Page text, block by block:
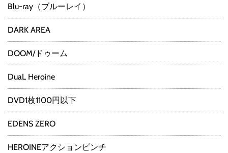
Blu-ray（ブルーレイ）
DARK AREA
DOOM/ドゥーム
DuaL Heroine
DVD1枚1100円以下
EDENS ZERO
HEROINEアクションピンチ